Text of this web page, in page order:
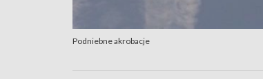
Podniebne akrobacje